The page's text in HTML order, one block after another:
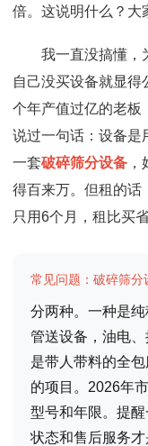
倍。这说明什么？大
我一直没搞懂，
自己没买设备就显得
个年产值过亿的老板
说过一句话：设备是
一套破碎筛分设备
得百来万。但租的话
只用6个月，租比买
常见问题：破碎筛分
分两种。一种是
管送设备，油电
是带人带料的全
的项目。2026年
型号和年限。提
状态和售后服务才